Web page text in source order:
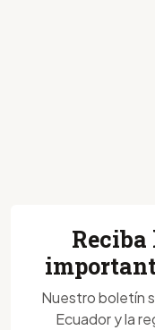
Nuestro boletín
Ecuador y la